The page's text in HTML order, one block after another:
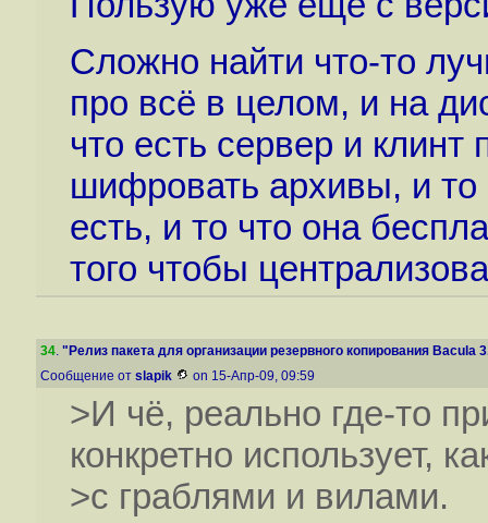
Сложно найти что-то
про всё в целом, и на
что есть сервер и
шифровать архивы, и то
есть, и то что она
того чтобы
34. "Релиз пакета для организации резервного копирования Bacula
Сообщение от slapik on 15-Апр-09, 09:59
>И чё, реально где-то
конкретно использует,
>с граблями и вилами.